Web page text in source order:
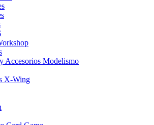
Accesorios Modelismo
X-Wing